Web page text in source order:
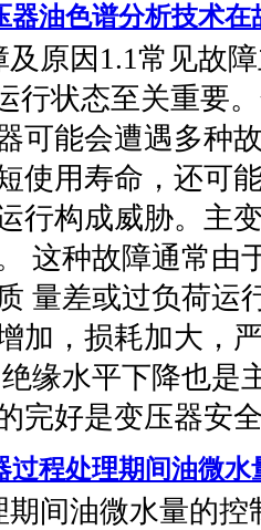
器油色谱分析技术在
及原因1.1常见故
行状态至关重要
可能会遭遇多种
使用寿命，还可
行构成威胁。主
这种故障通常由
量差或过负荷运
加，损耗加大，
缘水平下降也是
完好是变压器安
过程处理期间油微水
期间油微水量的